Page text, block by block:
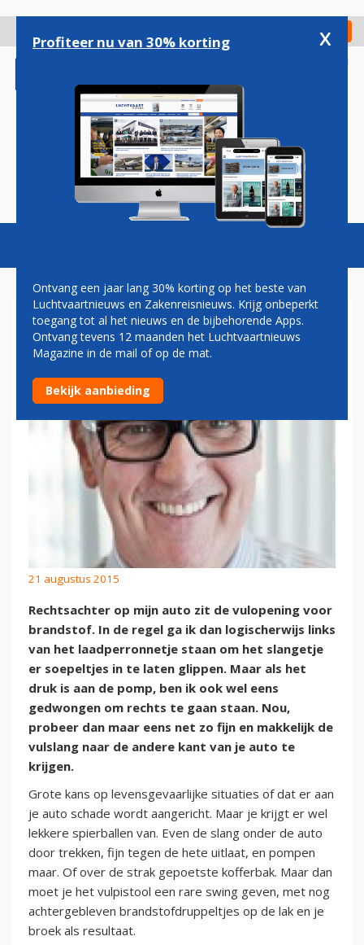
gaan
Check in
Magazine Podcasts Vacatures
HENK VAN DEN HELDER:
KLERESLANGEN
21 augustus 2015
Rechtsachter op mijn auto zit de vulopening voor
brandstof. In de regel ga ik dan logischerwijs links
van het laadperronnetje staan om het slangetje
er soepeltjes in te laten glippen. Maar als het
druk is aan de pomp, ben ik ook wel eens
gedwongen om rechts te gaan staan. Nou,
probeer dan maar eens net zo fijn en makkelijk de
vulslang naar de andere kant van je auto te
krijgen.
Grote kans op levensgevaarlijke situaties of dat er aan
je auto schade wordt aangericht. Maar je krijgt er wel
lekkere spierballen van. Even de slang onder de auto
door trekken, fijn tegen de hete uitlaat, en pompen
maar. Of over de strak gepoetste kofferbak. Maar dan
moet je het vulpistool een rare swing geven, met nog
achtergebleven brandstofdruppeltjes op de lak en je
broek als resultaat.
Profiteer nu van 30% korting x
Ontvang een jaar lang 30% korting op het beste van
Luchtvaartnieuws en Zakenreisnieuws. Krijg onbeperkt
toegang tot al het nieuws en de bijbehorende Apps.
Ontvang tevens 12 maanden het Luchtvaartnieuws
Magazine in de mail of op de mat.
Bekijk aanbieding